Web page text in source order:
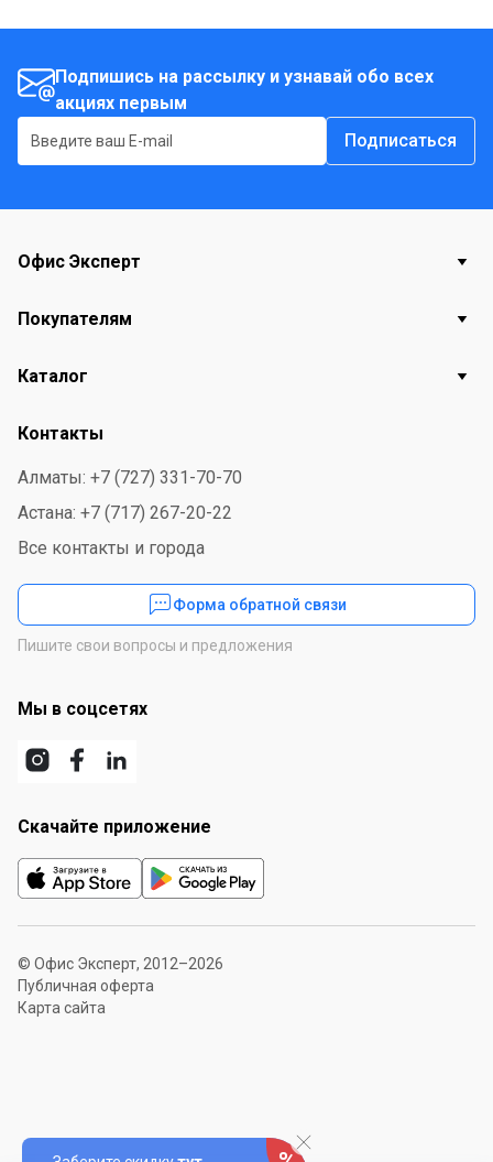
Подпишись на рассылку и узнавай обо всех
акциях первым
Подписаться
Офис Эксперт
Покупателям
Каталог
Контакты
Алматы: +7 (727) 331-70-70
Астана: +7 (717) 267-20-22
Все контакты и города
Форма обратной связи
Пишите свои вопросы и предложения
Мы в соцсетях
Скачайте приложение
© Офис Эксперт, 2012–2026
Публичная оферта
Карта сайта